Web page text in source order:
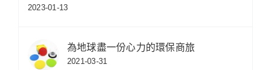
2023-01-13
為地球盡一份心力的環保商旅
2021-03-31